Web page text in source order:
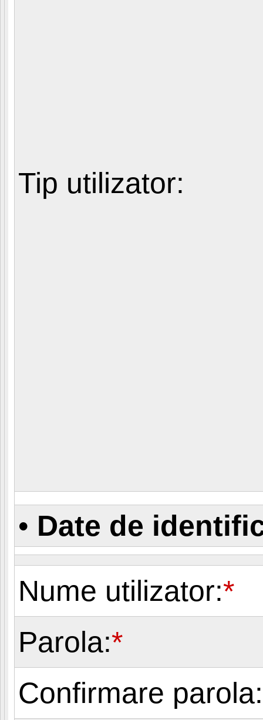
Tip utilizator:
• Date de
Nume utilizator:*
Parola:*
Confirmare parola: